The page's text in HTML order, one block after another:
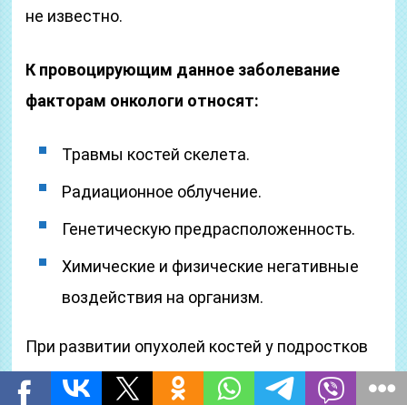
не известно.
К провоцирующим данное заболевание
факторам онкологи относят:
Травмы костей скелета.
Радиационное облучение.
Генетическую предрасположенность.
Химические и физические негативные
воздействия на организм.
При развитии опухолей костей у подростков
предполагают появление раковых